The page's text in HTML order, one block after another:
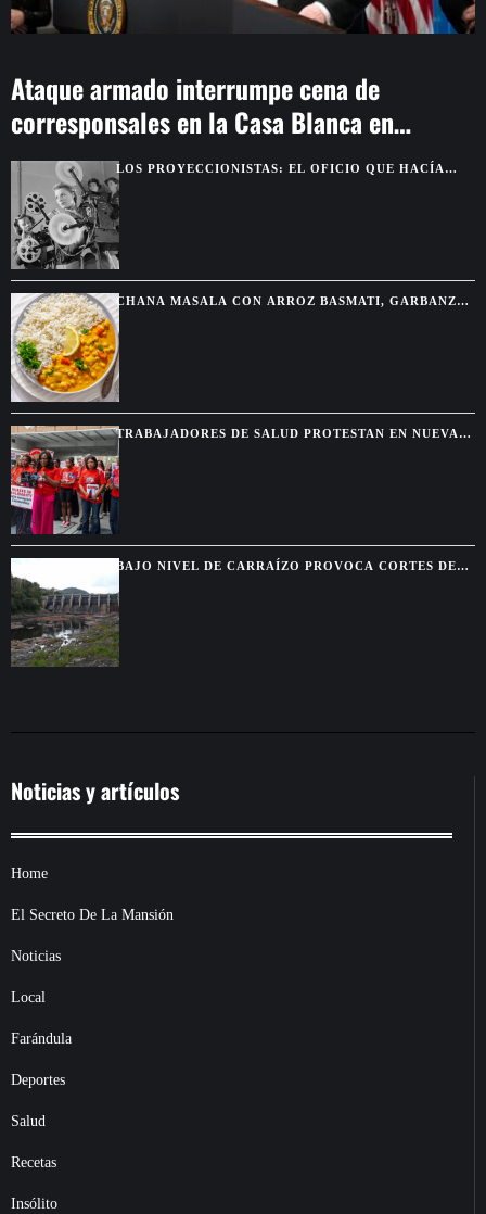
Ataque armado interrumpe cena de
corresponsales en la Casa Blanca en
WashingtonLOS PROYECCIONISTAS: EL OFICIO QUE HACÍA
POSIBLE LA MAGIA DEL CINE
CHANA MASALA CON ARROZ BASMATI, GARBANZOS
ESPECIADOS Y SALSA CREMOSA
TRABAJADORES DE SALUD PROTESTAN EN NUEVA
YORK TRAS EL FIN DEL TPS PARA HAITIANOS
BAJO NIVEL DE CARRAÍZO PROVOCA CORTES DE
Noticias y artículos
Home
El Secreto De La Mansión
Noticias
Local
Farándula
Deportes
Salud
Recetas
Insólito